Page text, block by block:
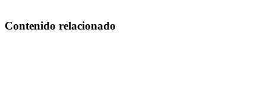
Contenido relacionado